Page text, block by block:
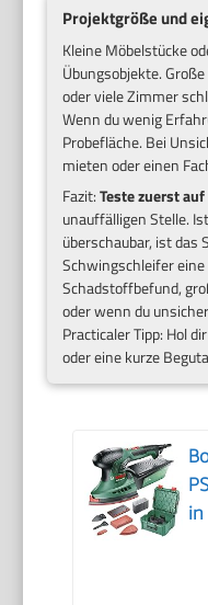
Projektgröße und
Kleine Möbelstücke
Übungsobjekte.
oder viele Zimmer
Wenn du wenig
Probefläche. Bei
mieten oder einen
Fazit:Teste zuerst
unauffälligen Stelle.
überschaubar, ist das
Schwingschleifer
Schadstoffbefund,
oder wenn du
Practicaler Tipp: Hol
oder eine kurze
in